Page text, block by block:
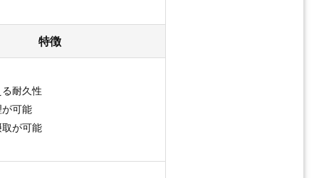
特徴
耐久性
可能
が可能